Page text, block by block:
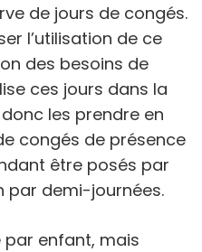
de jours de congés.
l’utilisation de ce
des besoins de
ces jours dans la
les prendre en
congés de présence
être posés par
par demi-journées.
enfant, mais